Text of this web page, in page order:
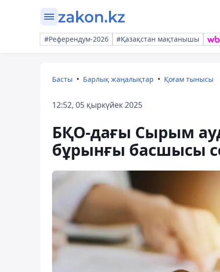
#Референдум-2026 #Қазақстан мақтанышы
Басты Барлық жаңалықтар Қоғам тынысы
12:52, 05 қыркүйек 2025
БҚО-дағы Сырым
бұрынғы басшысы